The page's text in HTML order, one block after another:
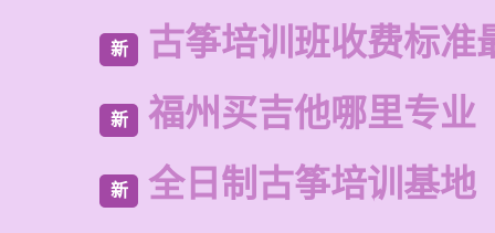
新 古筝培训班收费标准
新 福州买吉他哪里专业
新 全日制古筝培训基地